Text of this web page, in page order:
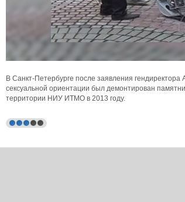
В Санкт-Петербурге после заявления
сексуальной ориентации был демонтирован
территории НИУ ИТМО в 2013 году.